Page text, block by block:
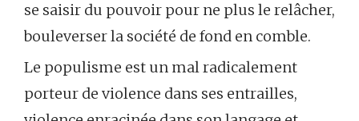
se saisir du pouvoir pour ne plus le relâcher,
bouleverser la société de fond en comble.
Le populisme est un mal radicalement
porteur de violence dans ses entrailles,